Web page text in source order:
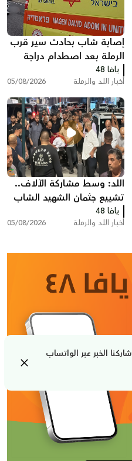
الخبر عبر الواتساب
إصابة شاب بحادث سير قرب
الرملة بعد اصطدام دراجة
نارية بسيارة
يافا 48
أخبار اللد والرملة 05/08/2026
اللد: وسط مشاركة الآلاف..
تشييع جثمان الشهيد الشاب
سامي جعصوص
يافا 48
أخبار اللد والرملة 05/08/2026